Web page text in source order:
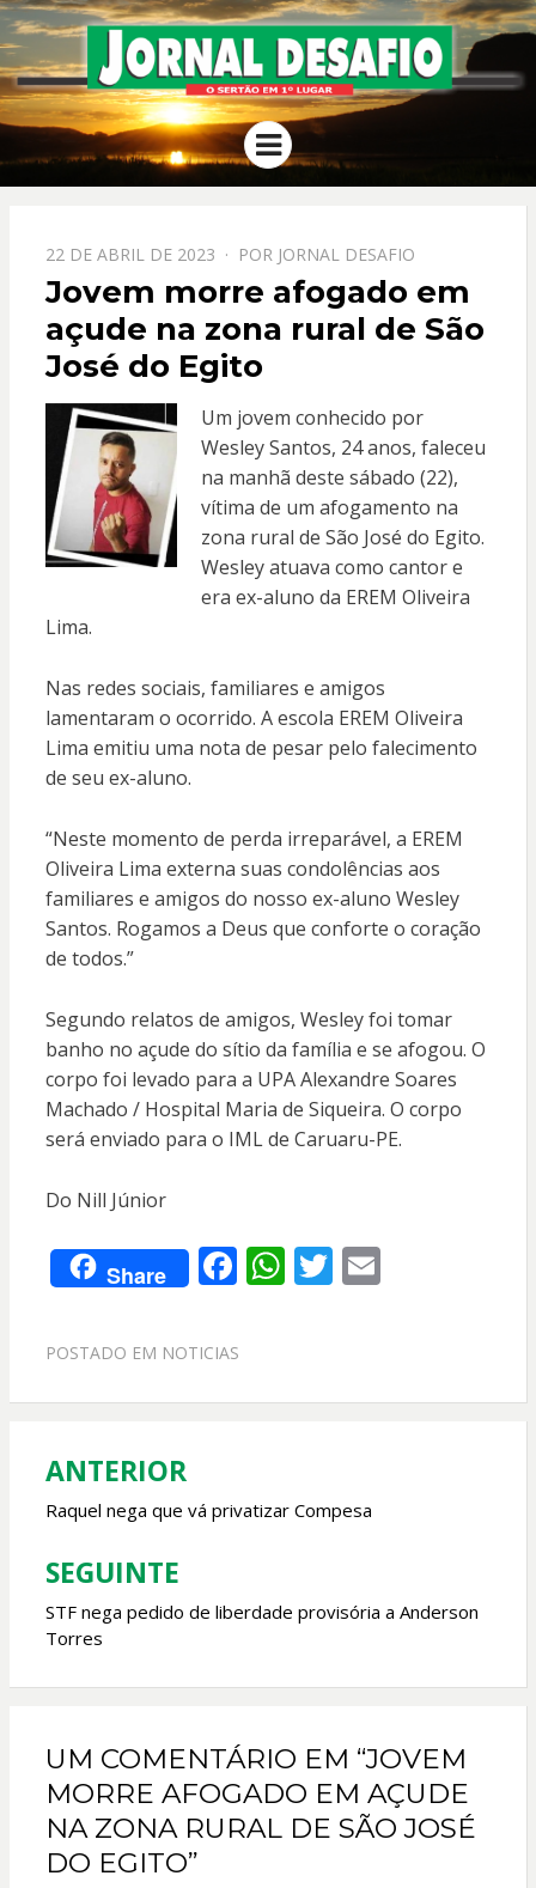
JORNAL
DESAFIO
O Sertão em 1º Lugar
Menu
PPOSTADO
EM
22 DE ABRIL DE 2023 POR JORNAL DESAFIO
Jovem morre afogado em
açude na zona rural de São
José do Egito
Um jovem conhecido por
Wesley Santos, 24 anos, faleceu
na manhã deste sábado (22),
vítima de um afogamento na
zona rural de São José do Egito.
Wesley atuava como cantor e
era ex-aluno da EREM Oliveira
Lima.
Nas redes sociais, familiares e amigos
lamentaram o ocorrido. A escola EREM Oliveira
Lima emitiu uma nota de pesar pelo falecimento
de seu ex-aluno.
“Neste momento de perda irreparável, a EREM
Oliveira Lima externa suas condolências aos
familiares e amigos do nosso ex-aluno Wesley
Santos. Rogamos a Deus que conforte o coração
de todos.”
Segundo relatos de amigos, Wesley foi tomar
banho no açude do sítio da família e se afogou. O
corpo foi levado para a UPA Alexandre Soares
Machado / Hospital Maria de Siqueira. O corpo
será enviado para o IML de Caruaru-PE.
Do Nill Júnior
Share F
e
o
k
W
A
p
T E
POSTADO EM NOTICIAS
Navegação
de
Post
ANTERIOR
Raquel nega que vá privatizar Compesa
SEGUINTE
STF nega pedido de liberdade provisória a Anderson
Torres
UM COMENTÁRIO EM “JOVEM
MORRE AFOGADO EM AÇUDE
NA ZONA RURAL DE SÃO JOSÉ
DO EGITO”